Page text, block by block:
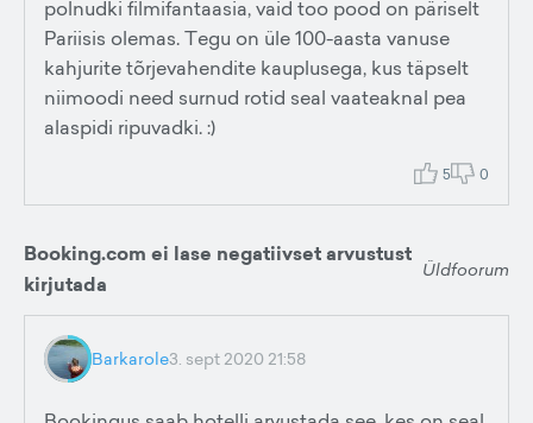
polnudki filmifantaasia, vaid too pood on päriselt
Pariisis olemas. Tegu on üle 100-aasta vanuse
kahjurite tõrjevahendite kauplusega, kus täpselt
niimoodi need surnud rotid seal vaateaknal pea
alaspidi ripuvadki. :)
5 0
Booking.com ei lase negatiivset arvustust
kirjutada
Üldfoorum
Barkarole3. sept 2020 21:58